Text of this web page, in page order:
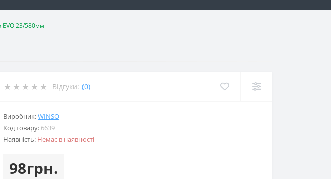
EVO 23/580мм
Відгуки: (0)
Виробник:WINSO
Код товару: 6639
Наявність: Немає в наявності
98грн.